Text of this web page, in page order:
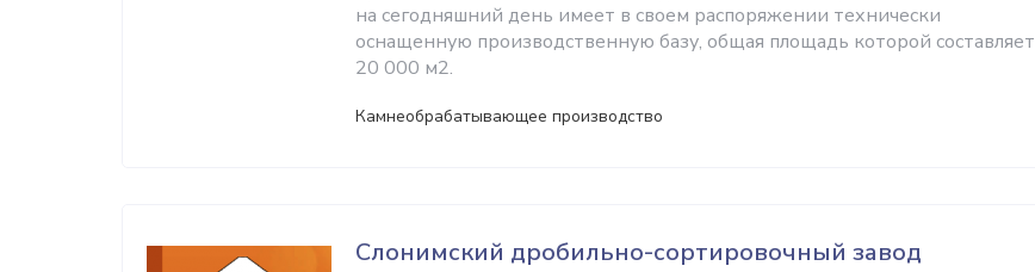
на сегодняшний день имеет в своем распоряжении технически
оснащенную производственную базу, общая площадь которой составляет
20 000 м2.
Камнеобрабатывающее производство
Слонимский дробильно-сортировочный завод